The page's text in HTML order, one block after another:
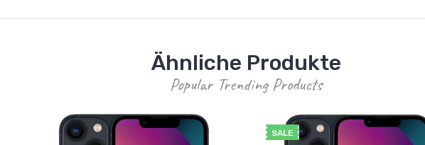
Ähnliche Produkte
Popular Trending Products
SALE